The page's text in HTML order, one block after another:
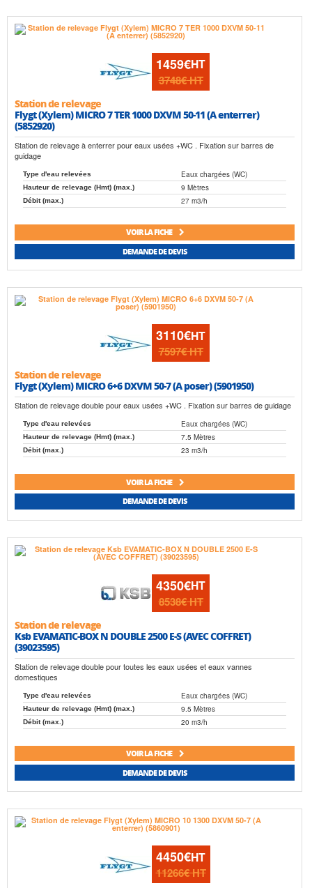
1459€HT
3748€HT
Station de relevage
Flygt (Xylem) MICRO 7 TER 1000 DXVM 50-11 (A enterrer)
(5852920)
Station de relevage à enterrer pour eaux usées +WC . Fixation sur barres de
guidage
Type d'eau relevées Eaux chargées (WC)
Hauteur de relevage (Hmt) (max.) 9 Mètres
Débit (max.) 27 m3/h
VOIR LA FICHE
DEMANDE DE DEVIS
3110€HT
7597€HT
Station de relevage
Flygt (Xylem) MICRO 6+6 DXVM 50-7 (A poser) (5901950)
Station de relevage double pour eaux usées +WC . Fixation sur barres de guidage
Type d'eau relevées Eaux chargées (WC)
Hauteur de relevage (Hmt) (max.) 7.5 Mètres
Débit (max.) 23 m3/h
VOIR LA FICHE
DEMANDE DE DEVIS
4350€HT
8538€HT
Station de relevage
Ksb EVAMATIC-BOX N DOUBLE 2500 E-S (AVEC COFFRET)
(39023595)
Station de relevage double pour toutes les eaux usées et eaux vannes
domestiques
Type d'eau relevées Eaux chargées (WC)
Hauteur de relevage (Hmt) (max.) 9.5 Mètres
Débit (max.) 20 m3/h
VOIR LA FICHE
DEMANDE DE DEVIS
4450€HT
11266€HT